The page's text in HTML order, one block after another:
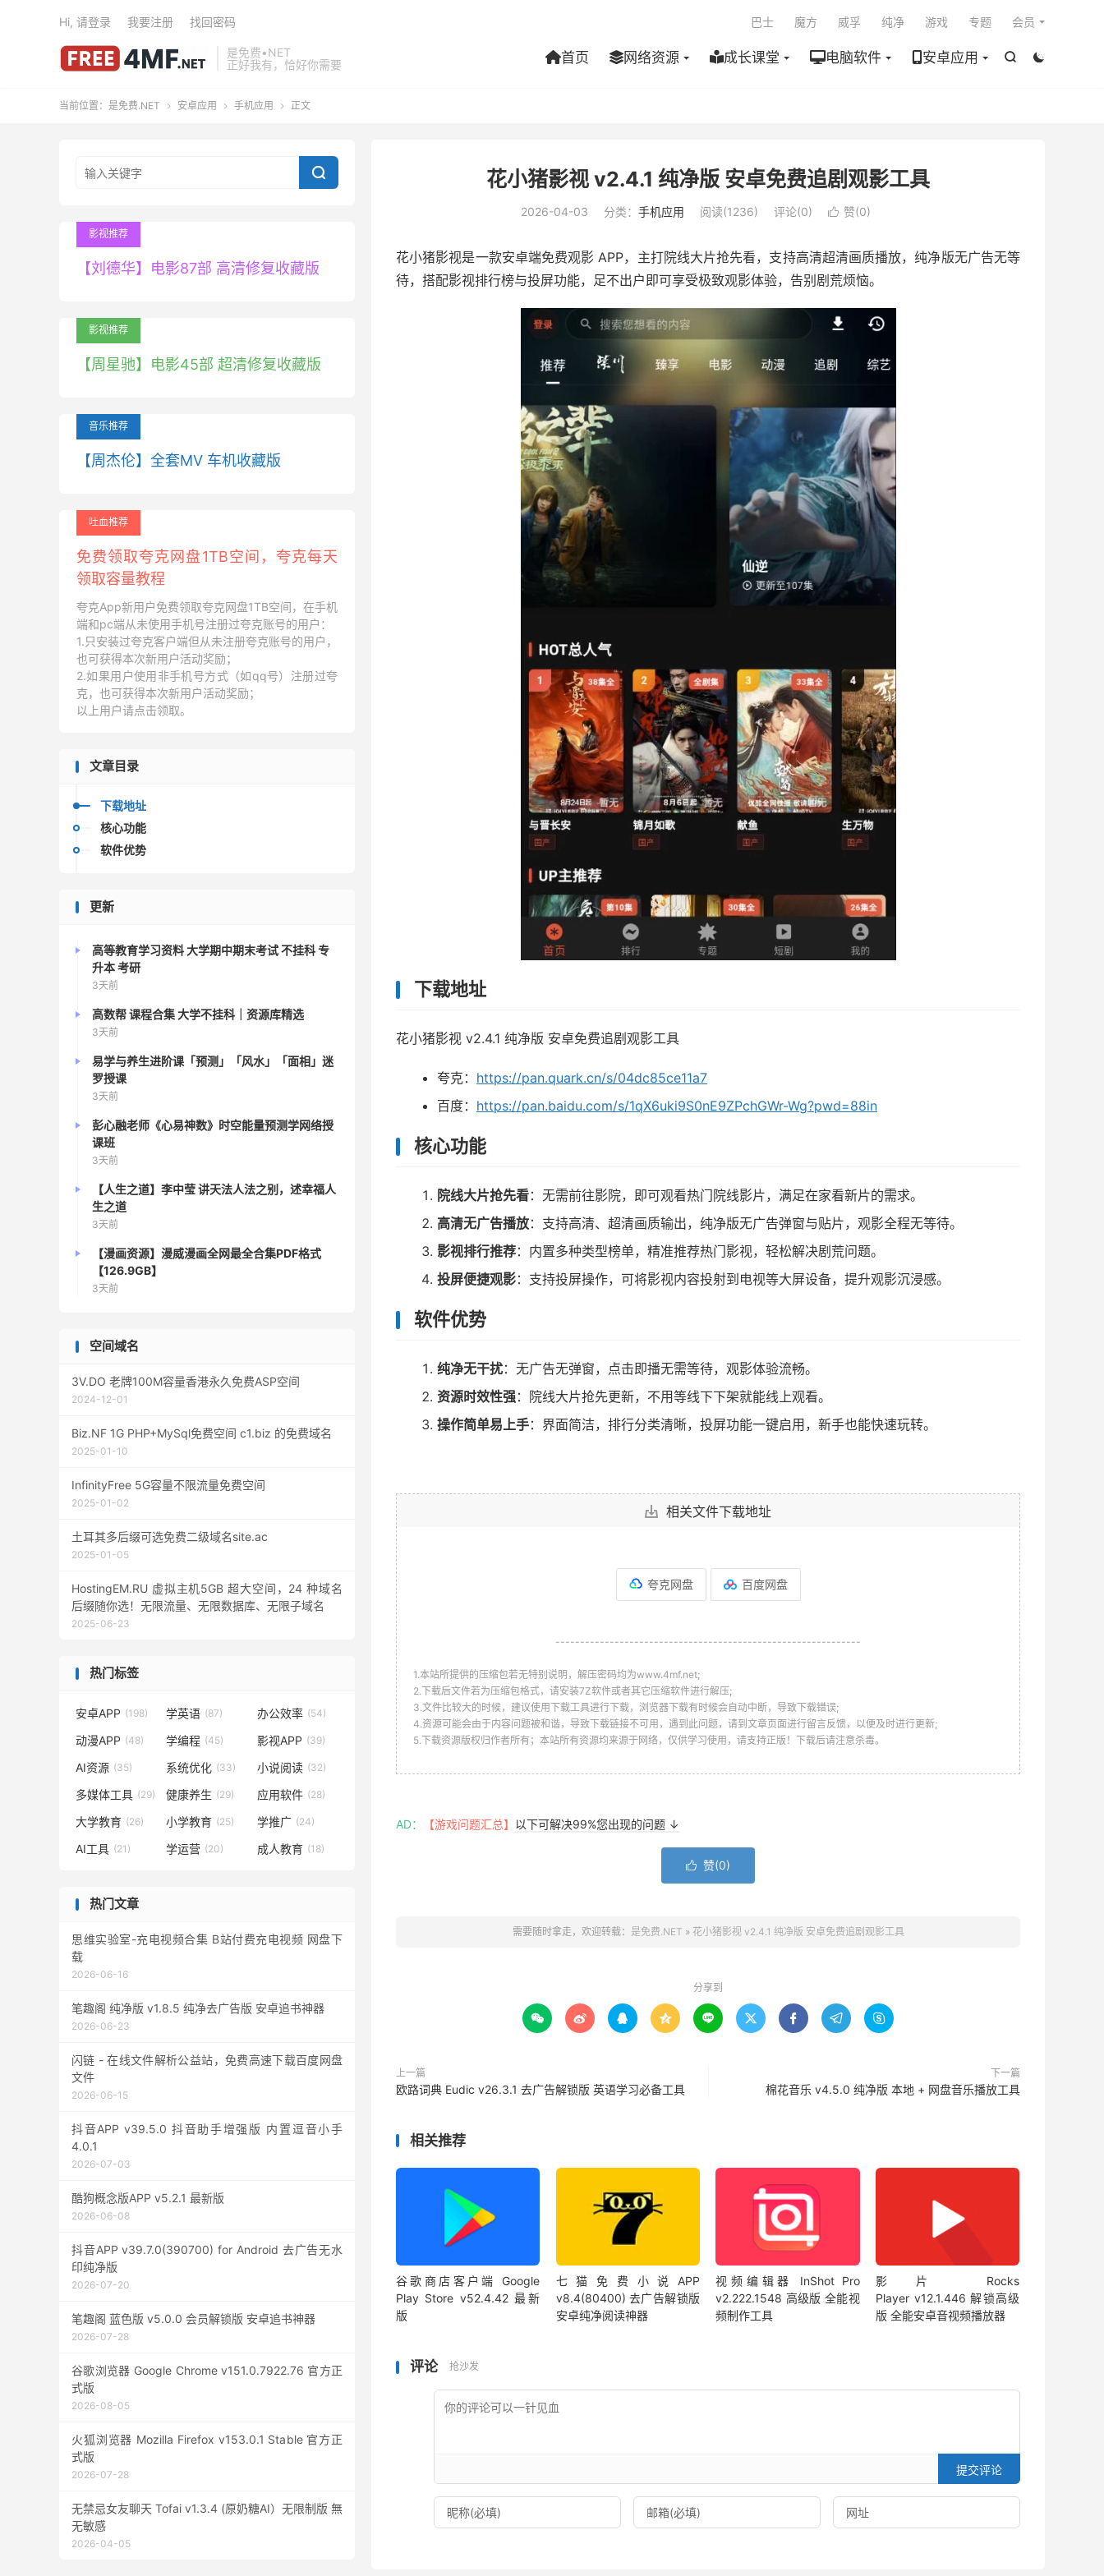
是免费•NET
正好我有，恰好你需要


首页 网络资源 成长课堂 电脑软件 安卓应用
巴士 魔方 威孚 纯净 游戏 专题 会员
Hi, 请登录 我要注册 找回密码
当前位置： 是免费.NET  安卓应用  手机应用  正文
花小猪影视 v2.4.1 纯净版 安卓免费追剧观影工具
2026-04-03 分类： 手机应用 阅读(1236) 评论(0)  赞(0)
花小猪影视是一款安卓端免费观影 APP，主打院线大片抢先看，支持高清超清画质播放，纯净版无广告无等
待，搭配影视排行榜与投屏功能，足不出户即可享受极致观影体验，告别剧荒烦恼。
下载地址
花小猪影视 v2.4.1 纯净版 安卓免费追剧观影工具
夸克： https://pan.quark.cn/s/04dc85ce11a7
百度： https://pan.baidu.com/s/1qX6uki9S0nE9ZPchGWr-Wg?pwd=88in
核心功能
院线大片抢先看：无需前往影院，即可观看热门院线影片，满足在家看新片的需求。
高清无广告播放：支持高清、超清画质输出，纯净版无广告弹窗与贴片，观影全程无等待。
影视排行推荐：内置多种类型榜单，精准推荐热门影视，轻松解决剧荒问题。
投屏便捷观影：支持投屏操作，可将影视内容投射到电视等大屏设备，提升观影沉浸感。
软件优势
纯净无干扰：无广告无弹窗，点击即播无需等待，观影体验流畅。
资源时效性强：院线大片抢先更新，不用等线下下架就能线上观看。
操作简单易上手：界面简洁，排行分类清晰，投屏功能一键启用，新手也能快速玩转。
相关文件下载地址
夸克网盘 百度网盘
--------------------------------------------------------------
1.本站所提供的压缩包若无特别说明，解压密码均为www.4mf.net;
2.下载后文件若为压缩包格式，请安装7Z软件或者其它压缩软件进行解压;
3.文件比较大的时候，建议使用下载工具进行下载，浏览器下载有时候会自动中断，导致下载错误;
4.资源可能会由于内容问题被和谐，导致下载链接不可用，遇到此问题，请到文章页面进行留言反馈，以便及时进行更新;
5.下载资源版权归作者所有；本站所有资源均来源于网络，仅供学习使用，请支持正版！下载后请注意杀毒。
AD： 【游戏问题汇总】 以下可解决99%您出现的问题 ↓
 赞(0)
需要随时拿走，欢迎转载： 是免费.NET » 花小猪影视 v2.4.1 纯净版 安卓免费追剧观影工具
分享到
        
上一篇
欧路词典 Eudic v26.3.1 去广告解锁版 英语学习必备工具
下一篇
棉花音乐 v4.5.0 纯净版 本地 + 网盘音乐播放工具
相关推荐
谷歌商店客户端 Google
Play Store v52.4.42 最新
版
七猫免费小说APP
v8.4(80400) 去广告解锁版
安卓纯净阅读神器
视频编辑器 InShot Pro
v2.222.1548 高级版 全能视
频制作工具
影片 Rocks
Player v12.1.446 解锁高级
版 全能安卓音视频播放器
评论 抢沙发
提交评论

影视推荐
【刘德华】电影87部 高清修复收藏版
影视推荐
【周星驰】电影45部 超清修复收藏版
音乐推荐
【周杰伦】全套MV 车机收藏版
吐血推荐
免费领取夸克网盘1TB空间，夸克每天
领取容量教程
夸克App新用户免费领取夸克网盘1TB空间，在手机
端和pc端从未使用手机号注册过夸克账号的用户：
1.只安装过夸克客户端但从未注册夸克账号的用户，
也可获得本次新用户活动奖励；
2.如果用户使用非手机号方式（如qq号）注册过夸
克，也可获得本次新用户活动奖励；
以上用户请点击领取。
文章目录
下载地址
核心功能
软件优势
更新
高等教育学习资料 大学期中期末考试 不挂科 专
升本 考研
3天前
高数帮 课程合集 大学不挂科｜资源库精选
3天前
易学与养生进阶课「预测」「风水」「面相」迷
罗授课
3天前
彭心融老师《心易神数》时空能量预测学网络授
课班
3天前
【人生之道】李中莹 讲天法人法之别，述幸福人
生之道
3天前
【漫画资源】漫威漫画全网最全合集PDF格式
【126.9GB】
3天前
空间域名
3V.DO 老牌100M容量香港永久免费ASP空间
2024-12-01
Biz.NF 1G PHP+MySql免费空间 c1.biz 的免费域名
2025-01-10
InfinityFree 5G容量不限流量免费空间
2025-01-02
土耳其多后缀可选免费二级域名site.ac
2025-01-05
HostingEM.RU 虚拟主机5GB 超大空间，24 种域名
后缀随你选！无限流量、无限数据库、无限子域名
2025-06-23
热门标签
安卓APP (198) 学英语 (87) 办公效率 (54)
动漫APP (48) 学编程 (45) 影视APP (39)
AI资源 (35) 系统优化 (33) 小说阅读 (32)
多媒体工具 (29) 健康养生 (29) 应用软件 (28)
大学教育 (26) 小学教育 (25) 学推广 (24)
AI工具 (21) 学运营 (20) 成人教育 (18)
热门文章
思维实验室-充电视频合集 B站付费充电视频 网盘下
载
2026-06-16
笔趣阁 纯净版 v1.8.5 纯净去广告版 安卓追书神器
2026-06-23
闪链 - 在线文件解析公益站，免费高速下载百度网盘
文件
2026-06-15
抖音APP v39.5.0 抖音助手增强版 内置逗音小手
4.0.1
2026-07-03
酷狗概念版APP v5.2.1 最新版
2026-06-08
抖音APP v39.7.0(390700) for Android 去广告无水
印纯净版
2026-07-20
笔趣阁 蓝色版 v5.0.0 会员解锁版 安卓追书神器
2026-07-28
谷歌浏览器 Google Chrome v151.0.7922.76 官方正
式版
2026-08-05
火狐浏览器 Mozilla Firefox v153.0.1 Stable 官方正
式版
2026-07-28
无禁忌女友聊天 Tofai v1.3.4 (原奶糖AI）无限制版 無
无敏感
2026-04-05